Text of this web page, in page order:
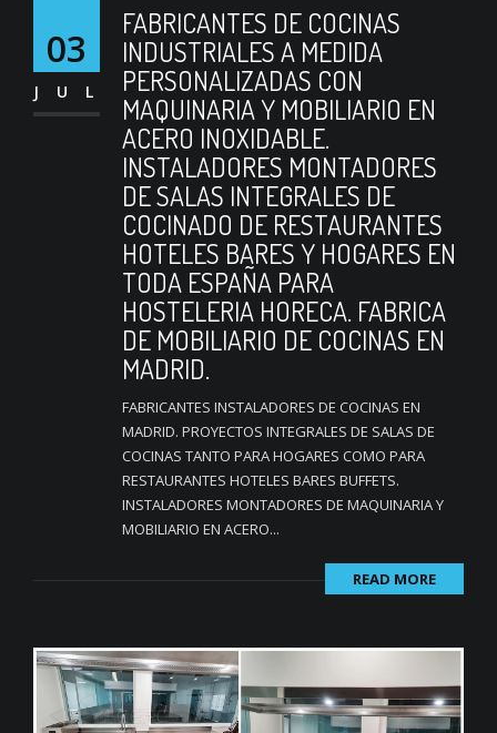
03
JUL
FABRICANTES DE COCINAS
INDUSTRIALES A MEDIDA
PERSONALIZADAS CON
MAQUINARIA Y MOBILIARIO EN
ACERO INOXIDABLE.
INSTALADORES MONTADORES
DE SALAS INTEGRALES DE
COCINADO DE RESTAURANTES
HOTELES BARES Y HOGARES EN
TODA ESPAÑA PARA
HOSTELERIA HORECA. FABRICA
DE MOBILIARIO DE COCINAS EN
MADRID.
FABRICANTES INSTALADORES DE COCINAS EN
MADRID. PROYECTOS INTEGRALES DE SALAS DE
COCINAS TANTO PARA HOGARES COMO PARA
RESTAURANTES HOTELES BARES BUFFETS.
INSTALADORES MONTADORES DE MAQUINARIA Y
MOBILIARIO EN ACERO...
READ MORE